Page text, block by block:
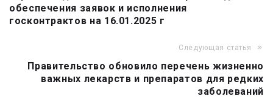
записям
обеспечения заявок и исполнения
госконтрактов на 16.01.2025 г
Следующая статья
Правительство обновило перечень жизненно
важных лекарств и препаратов для редких
заболеваний